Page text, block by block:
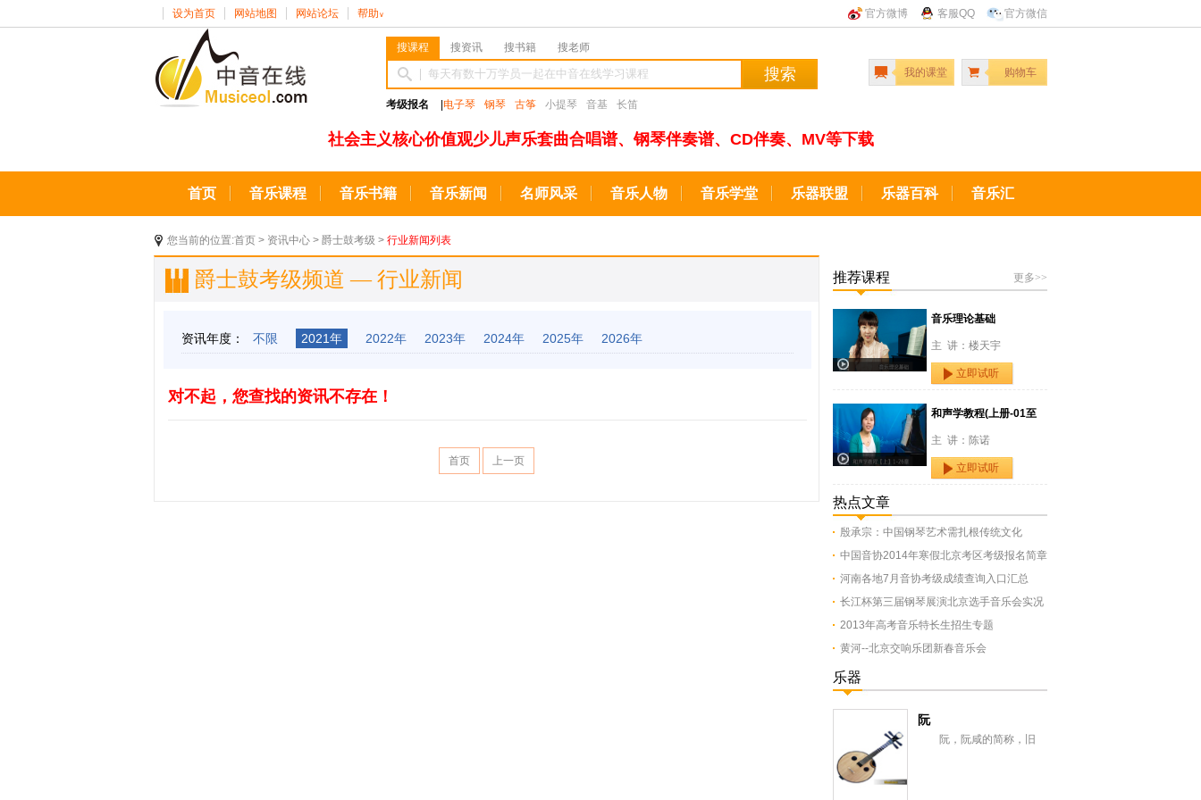
官方微博 客服QQ 官方微信
设为首页 网站地图 网站论坛 帮助 ∨
搜课程 搜资讯 搜书籍 搜老师
搜索
考级报名 电子琴 钢琴 古筝 小提琴 音基 长笛
我的课堂 购物车
社会主义核心价值观少儿声乐套曲合唱谱、钢琴伴奏谱、CD伴奏、MV等下载
首页 音乐课程 音乐书籍 音乐新闻 名师风采 音乐人物 音乐学堂 乐器联盟 乐器百科 音乐汇
您当前的位置:首页 > 资讯中心 > 爵士鼓考级 > 行业新闻列表
爵士鼓考级频道 — 行业新闻
资讯年度： 不限 2021年 2022年 2023年 2024年 2025年 2026年
对不起，您查找的资讯不存在！
首页 上一页
更多>>
推荐课程
音乐理论基础
主 讲：楼天宇
立即试听
和声学教程(上册-01至
主 讲：陈诺
立即试听
热点文章
殷承宗：中国钢琴艺术需扎根传统文化
中国音协2014年寒假北京考区考级报名简章
河南各地7月音协考级成绩查询入口汇总
长江杯第三届钢琴展演北京选手音乐会实况
2013年高考音乐特长生招生专题
黄河--北京交响乐团新春音乐会
乐器
阮
阮，阮咸的简称，旧